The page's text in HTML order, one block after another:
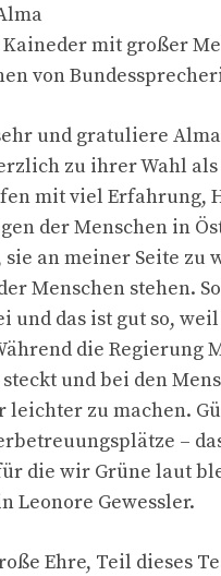
Kaineder mit großer
von
und gratuliere
zu ihrer Wahl
mit viel Erfahrung,
der Menschen in
an meiner Seite zu
Menschen stehen.
und das ist gut so,
die Regierung
und bei den
leichter zu machen.
–
die wir Grüne laut
Leonore Gewessler.
Ehre, Teil dieses